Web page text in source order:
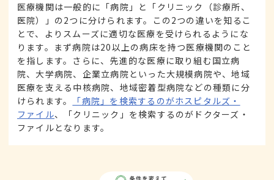
医療機関は一般的に「病院」と「クリニック（診療所、
医院）」の2つに分けられます。この2つの違いを知るこ
とで、よりスムーズに適切な医療を受けられるようにな
ります。まず病院は20以上の病床を持つ医療機関のこと
を指します。さらに、先進的な医療に取り組む国立病
院、大学病院、企業立病院といった大規模病院や、地域
医療を支える中核病院、地域密着型病院などの種類に分
けられます。
「病院」を検索するのがホスピタルズ・
ファイル、「クリニック」を検索するのがドクターズ・
ファイルとなります。